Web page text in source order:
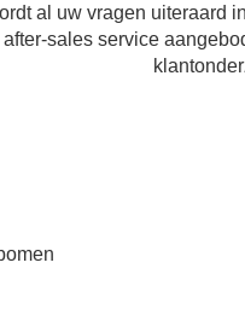
al uw vragen uiteraard
sales service